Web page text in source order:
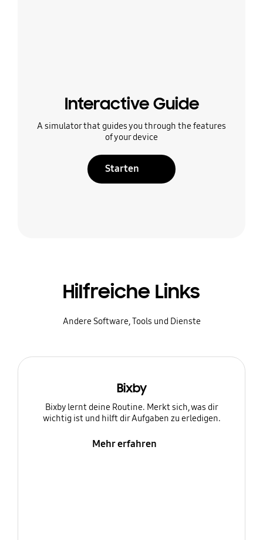
Interactive Guide
A simulator that guides you through the features
of your device
Starten
Hilfreiche Links
Andere Software, Tools und Dienste
Bixby
Bixby lernt deine Routine. Merkt sich, was dir
wichtig ist und hilft dir Aufgaben zu erledigen.
Mehr erfahren